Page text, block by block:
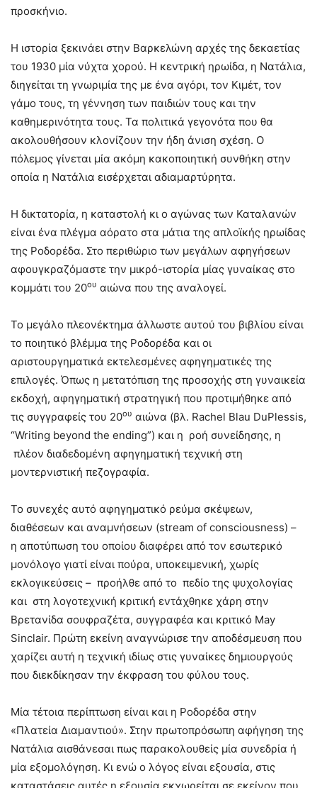
προσκήνιο.
Η ιστορία ξεκινάει στην Βαρκελώνη αρχές της δεκαετίας
του 1930 μία νύχτα χορού. Η κεντρική ηρωίδα, η Νατάλια,
διηγείται τη γνωριμία της με ένα αγόρι, τον Κιμέτ, τον
γάμο τους, τη γέννηση των παιδιών τους και την
καθημερινότητα τους. Τα πολιτικά γεγονότα που θα
ακολουθήσουν κλονίζουν την ήδη άνιση σχέση. Ο
πόλεμος γίνεται μία ακόμη κακοποιητική συνθήκη στην
οποία η Νατάλια εισέρχεται αδιαμαρτύρητα.
Η δικτατορία, η καταστολή κι ο αγώνας των Καταλανών
είναι ένα πλέγμα αόρατο στα μάτια της απλοϊκής ηρωίδας
της Ροδορέδα. Στο περιθώριο των μεγάλων αφηγήσεων
αφουγκραζόμαστε την μικρό-ιστορία μίας γυναίκας στο
κομμάτι του 20ου αιώνα που της αναλογεί.
Το μεγάλο πλεονέκτημα άλλωστε αυτού του βιβλίου είναι
το ποιητικό βλέμμα της Ροδορέδα και οι
αριστουργηματικά εκτελεσμένες αφηγηματικές της
επιλογές. Όπως η μετατόπιση της προσοχής στη γυναικεία
εκδοχή, αφηγηματική στρατηγική που προτιμήθηκε από
τις συγγραφείς του 20ου αιώνα (βλ. Rachel Blau DuPlessis,
“Writing beyond the ending”) και η ροή συνείδησης, η
πλέον διαδεδομένη αφηγηματική τεχνική στη
μοντερνιστική πεζογραφία.
Το συνεχές αυτό αφηγηματικό ρεύμα σκέψεων,
διαθέσεων και αναμνήσεων (stream of consciousness) –
η αποτύπωση του οποίου διαφέρει από τον εσωτερικό
μονόλογο γιατί είναι πούρα, υποκειμενική, χωρίς
εκλογικεύσεις – προήλθε από το πεδίο της ψυχολογίας
και στη λογοτεχνική κριτική εντάχθηκε χάρη στην
Βρετανίδα σουφραζέτα, συγγραφέα και κριτικό May
Sinclair. Πρώτη εκείνη αναγνώρισε την αποδέσμευση που
χαρίζει αυτή η τεχνική ιδίως στις γυναίκες δημιουργούς
που διεκδίκησαν την έκφραση του φύλου τους.
Μία τέτοια περίπτωση είναι και η Ροδορέδα στην
«Πλατεία Διαμαντιού». Στην πρωτοπρόσωπη αφήγηση της
Νατάλια αισθάνεσαι πως παρακολουθείς μία συνεδρία ή
μία εξομολόγηση. Κι ενώ ο λόγος είναι εξουσία, στις
καταστάσεις αυτές η εξουσία εκχωρείται σε εκείνον που